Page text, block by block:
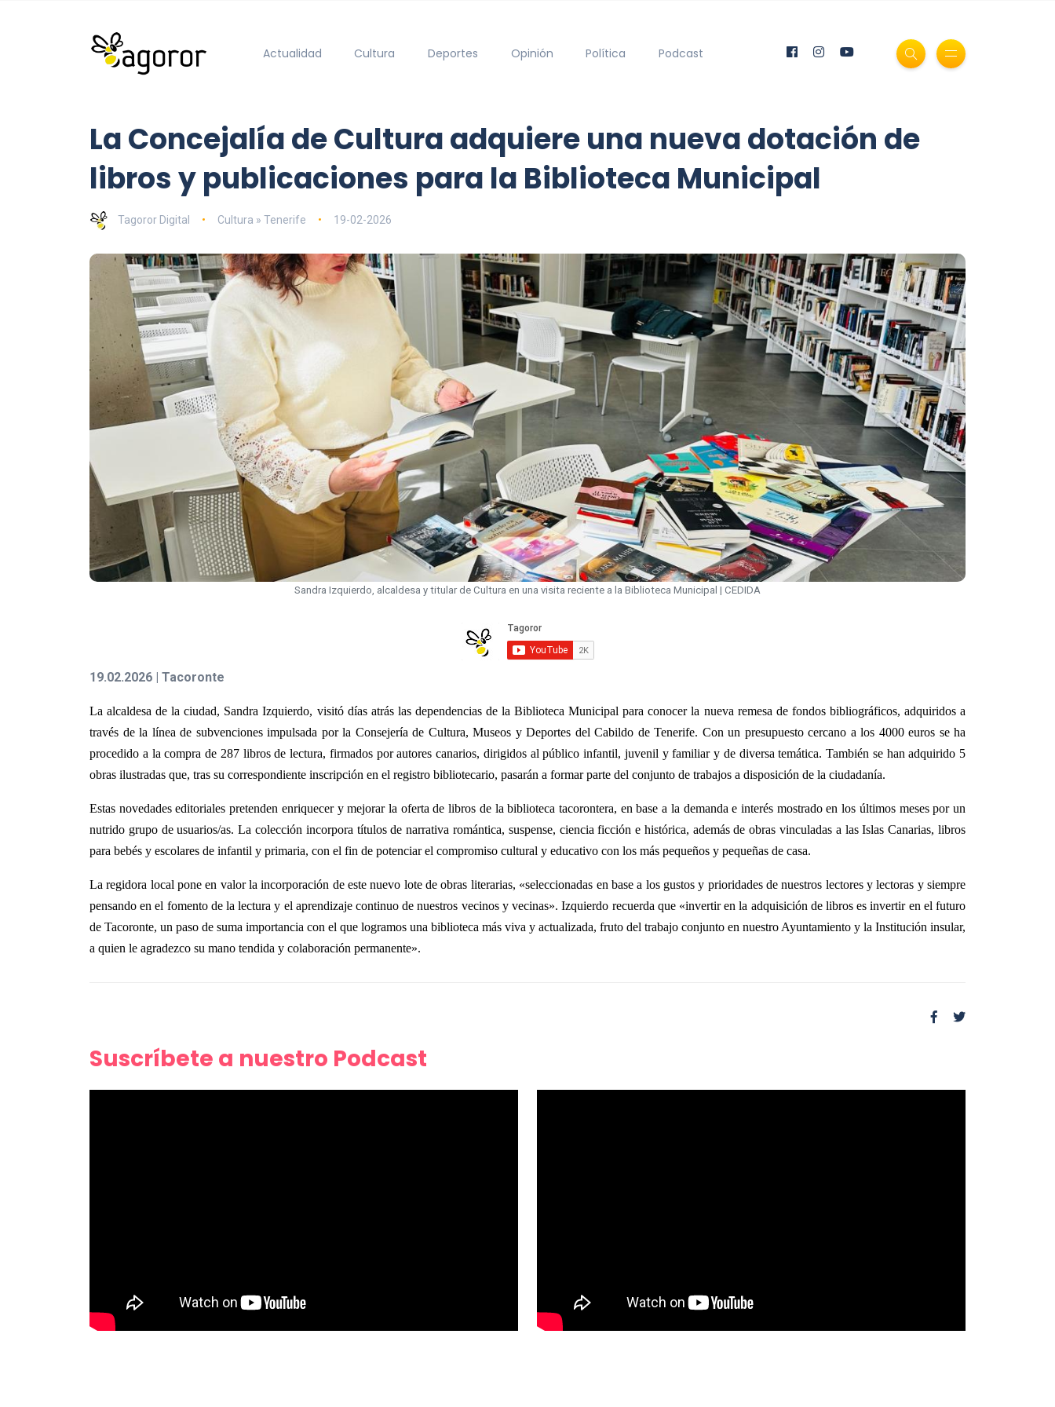
Actualidad Cultura Deportes Opinión Política Podcast
La Concejalía de Cultura adquiere una nueva dotación de
libros y publicaciones para la Biblioteca Municipal
Tagoror Digital Cultura » Tenerife 19-02-2026
Sandra Izquierdo, alcaldesa y titular de Cultura en una visita reciente a la Biblioteca Municipal | CEDIDA
19.02.2026 | Tacoronte
La alcaldesa de la ciudad, Sandra Izquierdo, visitó días atrás las dependencias de la Biblioteca Municipal para conocer la nueva remesa de fondos bibliográficos, adquiridos a
través de la línea de subvenciones impulsada por la Consejería de Cultura, Museos y Deportes del Cabildo de Tenerife. Con un presupuesto cercano a los 4000 euros se ha
procedido a la compra de 287 libros de lectura, firmados por autores canarios, dirigidos al público infantil, juvenil y familiar y de diversa temática. También se han adquirido 5
obras ilustradas que, tras su correspondiente inscripción en el registro bibliotecario, pasarán a formar parte del conjunto de trabajos a disposición de la ciudadanía.
Estas novedades editoriales pretenden enriquecer y mejorar la oferta de libros de la biblioteca tacorontera, en base a la demanda e interés mostrado en los últimos meses por un
nutrido grupo de usuarios/as. La colección incorpora títulos de narrativa romántica, suspense, ciencia ficción e histórica, además de obras vinculadas a las Islas Canarias, libros
para bebés y escolares de infantil y primaria, con el fin de potenciar el compromiso cultural y educativo con los más pequeños y pequeñas de casa.
La regidora local pone en valor la incorporación de este nuevo lote de obras literarias, «seleccionadas en base a los gustos y prioridades de nuestros lectores y lectoras y siempre
pensando en el fomento de la lectura y el aprendizaje continuo de nuestros vecinos y vecinas». Izquierdo recuerda que «invertir en la adquisición de libros es invertir en el futuro
de Tacoronte, un paso de suma importancia con el que logramos una biblioteca más viva y actualizada, fruto del trabajo conjunto en nuestro Ayuntamiento y la Institución insular,
a quien le agradezco su mano tendida y colaboración permanente».
Suscríbete a nuestro Podcast